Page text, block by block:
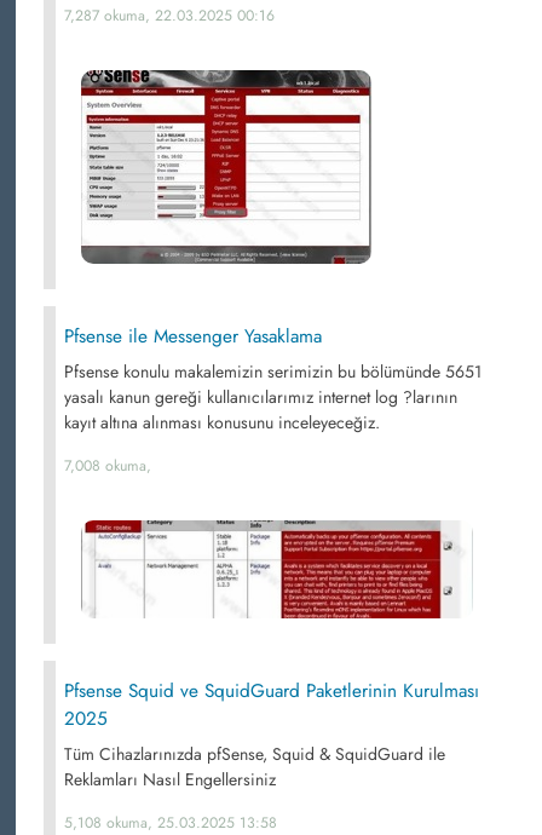
7,287 okuma, 22.03.2025 00:16
Pfsense ile Messenger Yasaklama
Pfsense konulu makalemizin serimizin bu bölümünde 5651
yasalı kanun gereği kullanıcılarımız internet log ?larının
kayıt altına alınması konusunu inceleyeceğiz.
7,008 okuma,
Pfsense Squid ve SquidGuard Paketlerinin Kurulması
2025
Tüm Cihazlarınızda pfSense, Squid & SquidGuard ile
Reklamları Nasıl Engellersiniz
5,108 okuma, 25.03.2025 13:58